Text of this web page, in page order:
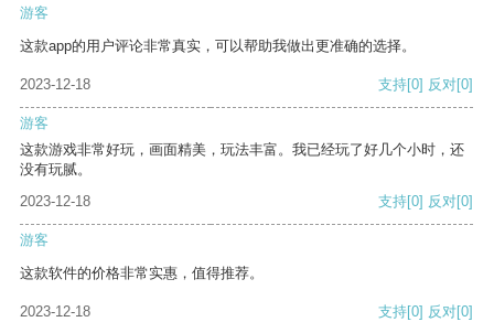
游客
这款app的用户评论非常真实，可以帮助我做出更准确的选择。
2023-12-18 支持[0] 反对[0]
游客
这款游戏非常好玩，画面精美，玩法丰富。我已经玩了好几个小时，还
没有玩腻。
2023-12-18
支持[0] 反对[0]
游客
这款软件的价格非常实惠，值得推荐。
2023-12-18 支持[0] 反对[0]